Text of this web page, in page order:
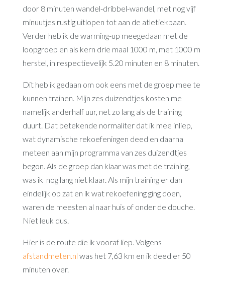
door 8 minuten wandel-dribbel-wandel, met nog vijf
minuutjes rustig uitlopen tot aan de atletiekbaan.
Verder heb ik de warming-up meegedaan met de
loopgroep en als kern drie maal 1000 m, met 1000 m
herstel, in respectievelijk 5.20 minuten en 8 minuten.
Dit heb ik gedaan om ook eens met de groep mee te
kunnen trainen. Mijn zes duizendtjes kosten me
namelijk anderhalf uur, net zo lang als de training
duurt. Dat betekende normaliter dat ik mee inliep,
wat dynamische rekoefeningen deed en daarna
meteen aan mijn programma van zes duizendtjes
begon. Als de groep dan klaar was met de training,
was ik nog lang niet klaar. Als mijn training er dan
eindelijk op zat en ik wat rekoefening ging doen,
waren de meesten al naar huis of onder de douche.
Niet leuk dus.
Hier is de route die ik vooraf liep. Volgens
afstandmeten.nl was het 7,63 km en ik deed er 50
minuten over.